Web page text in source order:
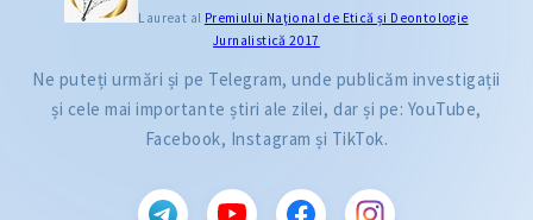
Laureat al Premiului Naţional de Etică și Deontologie
Jurnalistică 2017
Ne puteți urmări și pe Telegram, unde publicăm investigații
și cele mai importante știri ale zilei, dar și pe: YouTube,
Facebook, Instagram și TikTok.